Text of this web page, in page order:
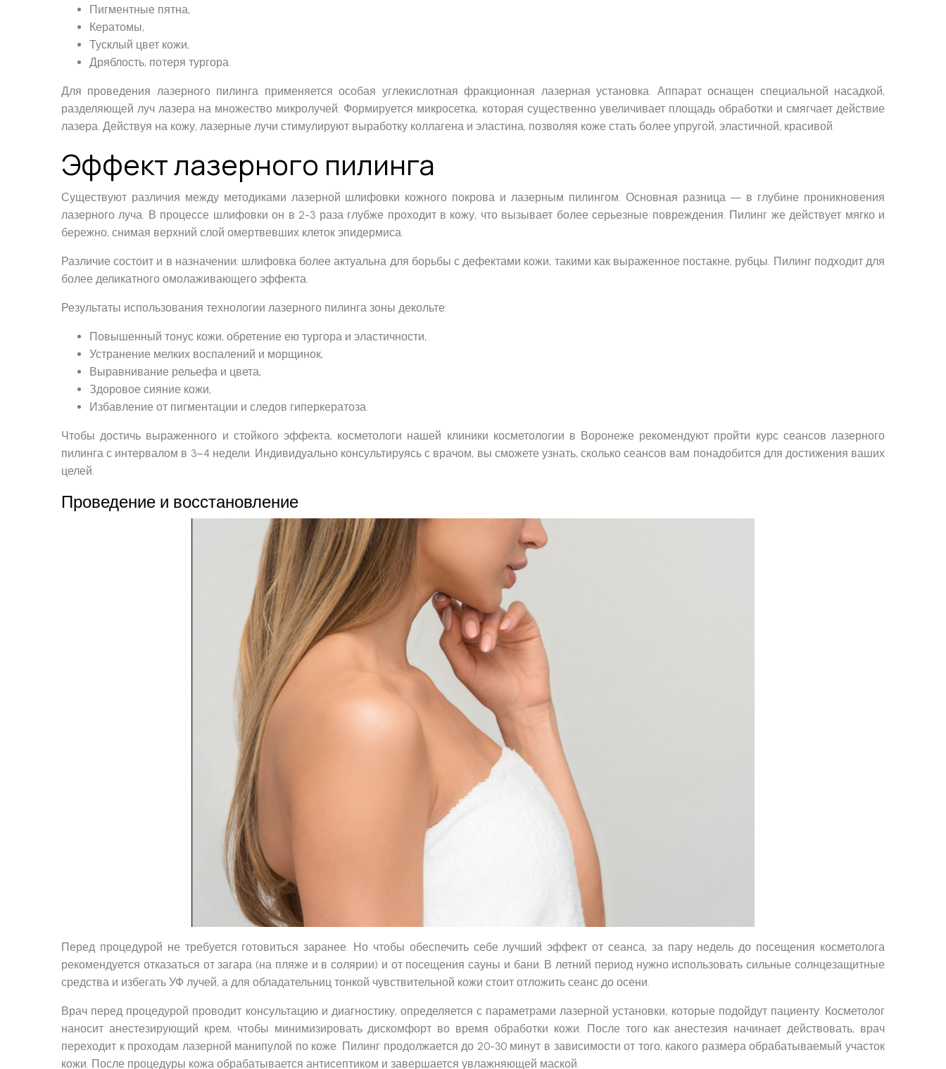
Пигментные пятна,
Кератомы,
Тусклый цвет кожи,
Дряблость, потеря тургора.
Для проведения лазерного пилинга применяется особая углекислотная фракционная лазерная установка. Аппарат оснащен специальной насадкой,
разделяющей луч лазера на множество микролучей. Формируется микросетка, которая существенно увеличивает площадь обработки и смягчает действие
лазера. Действуя на кожу, лазерные лучи стимулируют выработку коллагена и эластина, позволяя коже стать более упругой, эластичной, красивой.
Эффект лазерного пилинга
Существуют различия между методиками лазерной шлифовки кожного покрова и лазерным пилингом. Основная разница — в глубине проникновения
лазерного луча. В процессе шлифовки он в 2-3 раза глубже проходит в кожу, что вызывает более серьезные повреждения. Пилинг же действует мягко и
бережно, снимая верхний слой омертвевших клеток эпидермиса.
Различие состоит и в назначении: шлифовка более актуальна для борьбы с дефектами кожи, такими как выраженное постакне, рубцы. Пилинг подходит для
более деликатного омолаживающего эффекта.
Результаты использования технологии лазерного пилинга зоны декольте:
Повышенный тонус кожи, обретение ею тургора и эластичности,
Устранение мелких воспалений и морщинок,
Выравнивание рельефа и цвета,
Здоровое сияние кожи,
Избавление от пигментации и следов гиперкератоза.
Чтобы достичь выраженного и стойкого эффекта, косметологи нашей клиники косметологии в Воронеже рекомендуют пройти курс сеансов лазерного
пилинга с интервалом в 3–4 недели. Индивидуально консультируясь с врачом, вы сможете узнать, сколько сеансов вам понадобится для достижения ваших
целей.
Проведение и восстановление
Перед процедурой не требуется готовиться заранее. Но чтобы обеспечить себе лучший эффект от сеанса, за пару недель до посещения косметолога
рекомендуется отказаться от загара (на пляже и в солярии) и от посещения сауны и бани. В летний период нужно использовать сильные солнцезащитные
средства и избегать УФ лучей, а для обладательниц тонкой чувствительной кожи стоит отложить сеанс до осени.
Врач перед процедурой проводит консультацию и диагностику, определяется с параметрами лазерной установки, которые подойдут пациенту. Косметолог
наносит анестезирующий крем, чтобы минимизировать дискомфорт во время обработки кожи. После того как анестезия начинает действовать, врач
переходит к проходам лазерной манипулой по коже. Пилинг продолжается до 20-30 минут в зависимости от того, какого размера обрабатываемый участок
кожи. После процедуры кожа обрабатывается антисептиком и завершается увлажняющей маской.